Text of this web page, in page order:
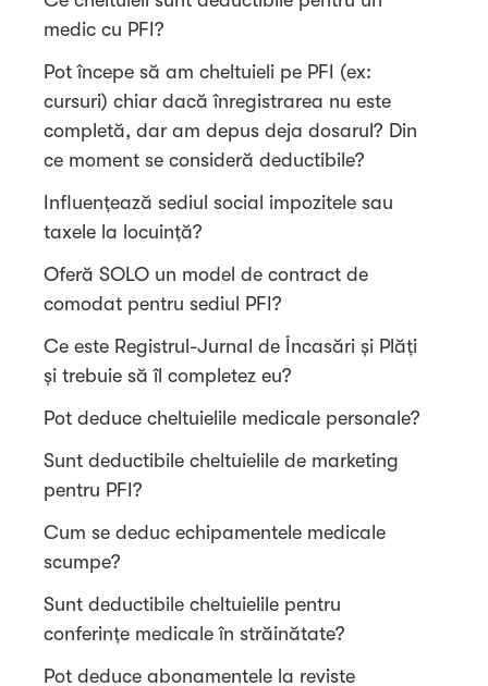
medic cu PFI?
Pot începe să am cheltuieli pe PFI (ex:
cursuri) chiar dacă înregistrarea nu este
completă, dar am depus deja dosarul? Din
ce moment se consideră deductibile?
Influențează sediul social impozitele sau
taxele la locuință?
Oferă SOLO un model de contract de
comodat pentru sediul PFI?
Ce este Registrul-Jurnal de Încasări și Plăți
și trebuie să îl completez eu?
Pot deduce cheltuielile medicale personale?
Sunt deductibile cheltuielile de marketing
pentru PFI?
Cum se deduc echipamentele medicale
scumpe?
Sunt deductibile cheltuielile pentru
conferințe medicale în străinătate?
Pot deduce abonamentele la reviste